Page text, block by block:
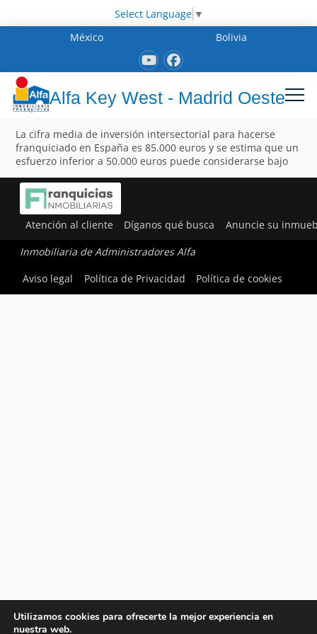
Select Language ▼
México
Bolivia
Alfa Key West - Madrid Oeste
La cifra media de inversión intersectorial para hacerse
franquiciado en España es 85.000 euros y se estima que un
esfuerzo inferior a 50.000 euros puede considerarse bajo
Atención al cliente Díganos qué busca Anuncie su
Inmobiliaria de Administradores Alfa
Aviso legal
Política de Privacidad Política de cookies
Utilizamos cookies para ofrecerte la mejor experiencia en
nuestra web.